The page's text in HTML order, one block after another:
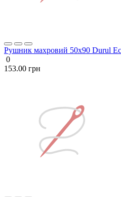
Рушник махровий 50х90 Durul
0
153.00 грн